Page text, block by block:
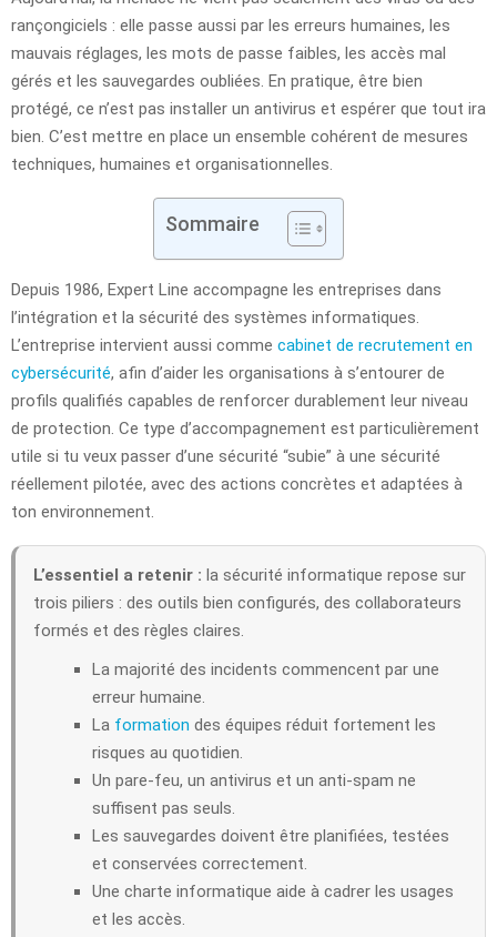
rançongiciels : elle passe aussi par les erreurs humaines, les
mauvais réglages, les mots de passe faibles, les accès mal
gérés et les sauvegardes oubliées. En pratique, être bien
protégé, ce n’est pas installer un antivirus et espérer que tout ira
bien. C’est mettre en place un ensemble cohérent de mesures
techniques, humaines et organisationnelles.
Sommaire
Depuis 1986, Expert Line accompagne les entreprises dans
l’intégration et la sécurité des systèmes informatiques.
L’entreprise intervient aussi comme cabinet de recrutement en
cybersécurité, afin d’aider les organisations à s’entourer de
profils qualifiés capables de renforcer durablement leur niveau
de protection. Ce type d’accompagnement est particulièrement
utile si tu veux passer d’une sécurité “subie” à une sécurité
réellement pilotée, avec des actions concrètes et adaptées à
ton environnement.
L’essentiel a retenir : la sécurité informatique repose sur
trois piliers : des outils bien configurés, des collaborateurs
formés et des règles claires.
La majorité des incidents commencent par une
erreur humaine.
La formation des équipes réduit fortement les
risques au quotidien.
Un pare-feu, un antivirus et un anti-spam ne
suffisent pas seuls.
Les sauvegardes doivent être planifiées, testées
et conservées correctement.
Une charte informatique aide à cadrer les usages
et les accès.